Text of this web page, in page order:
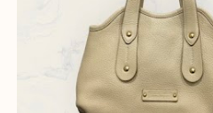
Facebook
Twitter
Line
FERRAGAMO フェラ